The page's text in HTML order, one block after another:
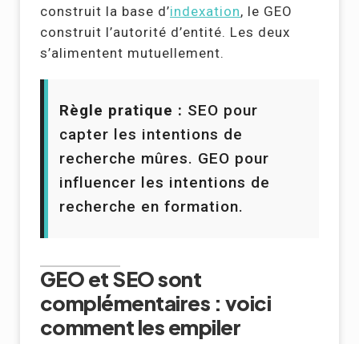
construit la base d’indexation, le GEO
construit l’autorité d’entité. Les deux
s’alimentent mutuellement.
Règle pratique : SEO pour
capter les intentions de
recherche mûres. GEO pour
influencer les intentions de
recherche en formation.
GEO et SEO sont
complémentaires : voici
comment les empiler